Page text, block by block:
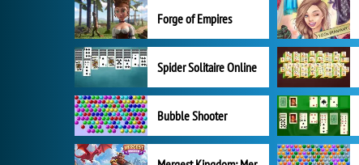
Forge of Empires
Spider Solitaire Online
Bubble Shooter